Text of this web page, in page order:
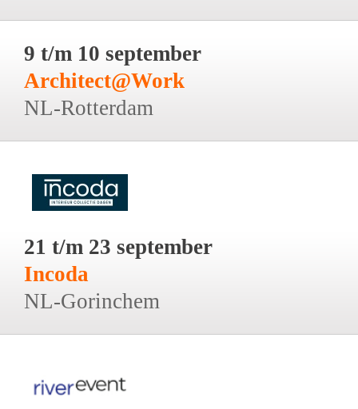
9 t/m 10 september
Architect@Work
NL-Rotterdam
21 t/m 23 september
Incoda
NL-Gorinchem